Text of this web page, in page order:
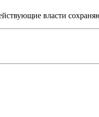
власти